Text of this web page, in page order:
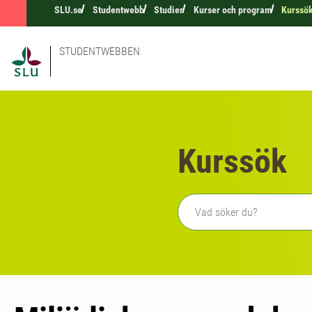
SLU.se Studentwebb Studier Kurser och program
STUDENTWEBBEN
Kurssök
Fritext sökning